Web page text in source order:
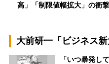
高」「制限値幅拡大」の
大前研一「ビジネス
「いつ暴発し